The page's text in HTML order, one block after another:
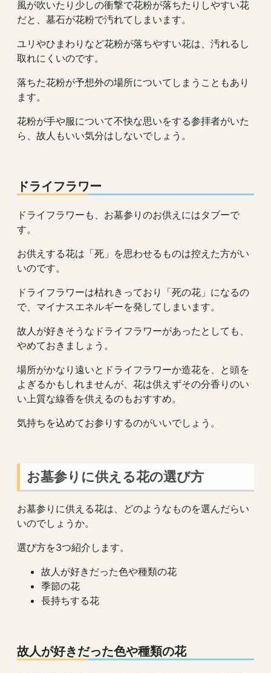
風が吹いたり少しの衝撃で花粉が落ちたりしやすい花
だと、墓石が花粉で汚れてしまいます。
ユリやひまわりなど花粉が落ちやすい花は、汚れるし
取れにくいのです。
落ちた花粉が予想外の場所についてしまうこともあり
ます。
花粉が手や服について不快な思いをする参拝者がいた
ら、故人もいい気分はしないでしょう。
ドライフラワー
ドライフラワーも、お墓参りのお供えにはタブーで
す。
お供えする花は「死」を思わせるものは控えた方がい
いのです。
ドライフラワーは枯れきっており「死の花」になるの
で、マイナスエネルギーを発してしまいます。
故人が好きそうなドライフラワーがあったとしても、
やめておきましょう。
場所がかなり遠いとドライフラワーか造花を、と頭を
よぎるかもしれませんが、花は供えずその分香りのい
い上質な線香を供えるのもおすすめ。
気持ちを込めてお参りするのがいいでしょう。
お墓参りに供える花の選び方
お墓参りに供える花は、どのようなものを選んだらい
いのでしょうか。
選び方を3つ紹介します。
故人が好きだった色や種類の花
季節の花
長持ちする花
故人が好きだった色や種類の花